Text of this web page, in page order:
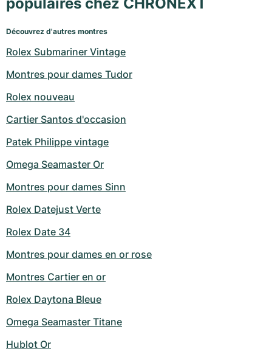
Découvrez d'autres montres
Rolex Submariner Vintage
Montres pour dames Tudor
Rolex nouveau
Cartier Santos d'occasion
Patek Philippe vintage
Omega Seamaster Or
Montres pour dames Sinn
Rolex Datejust Verte
Rolex Date 34
Montres pour dames en or rose
Montres Cartier en or
Rolex Daytona Bleue
Omega Seamaster Titane
Hublot Or